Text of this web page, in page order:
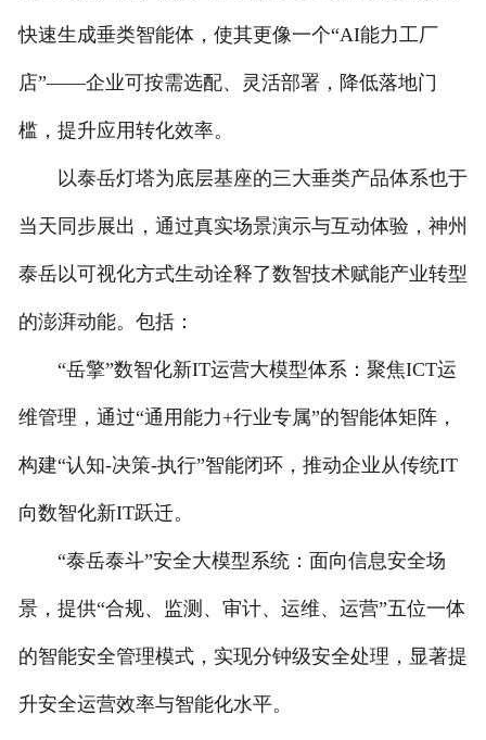
快速生成垂类智能体，使其更像一个“AI能力工厂
店”——企业可按需选配、灵活部署，降低落地门
槛，提升应用转化效率。
以泰岳灯塔为底层基座的三大垂类产品体系也于
当天同步展出，通过真实场景演示与互动体验，神州
泰岳以可视化方式生动诠释了数智技术赋能产业转型
的澎湃动能。包括：
“岳擎”数智化新IT运营大模型体系：聚焦ICT运
维管理，通过“通用能力+行业专属”的智能体矩阵，
构建“认知-决策-执行”智能闭环，推动企业从传统IT
向数智化新IT跃迁。
“泰岳泰斗”安全大模型系统：面向信息安全场
景，提供“合规、监测、审计、运维、运营”五位一体
的智能安全管理模式，实现分钟级安全处理，显著提
升安全运营效率与智能化水平。